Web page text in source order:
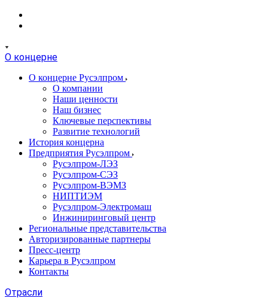
О концерне
О концерне Русэлпром
О компании
Наши ценности
Наш бизнес
Ключевые перспективы
Развитие технологий
История концерна
Предприятия Русэлпром
Русэлпром-ЛЭЗ
Русэлпром-СЭЗ
Русэлпром-ВЭМЗ
НИПТИЭМ
Русэлпром-Электромаш
Инжиниринговый центр
Региональные представительства
Авторизированные партнеры
Пресс-центр
Карьера в Русэлпром
Контакты
Отрасли